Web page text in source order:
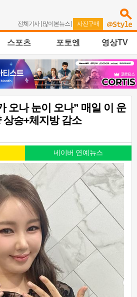
전체기사| 많이본뉴스 | 사진구매
스포츠 포토엔 영상TV
오나 눈이 오나” 매일 이 운
상승+체지방 감소
네이버 연예뉴스